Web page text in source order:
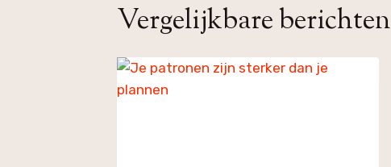
Vergelijkbare berichten